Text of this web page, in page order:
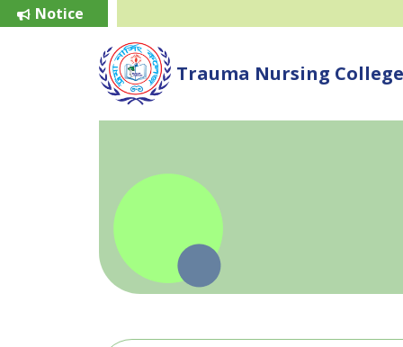
Notice
Trauma Nursing